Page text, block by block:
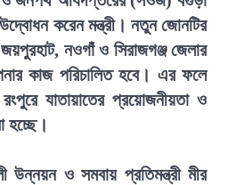
করেন মন্ত্রী। নতুন জোনটির
নওগাঁ ও সিরাজগঞ্জ জেলার
কাজ পরিচালিত হবে। এর ফলে
যাতায়াতের প্রয়োজনীয়তা ও
হচ্ছে।
উন্নয়ন ও সমবায় প্রতিমন্ত্রী মীর